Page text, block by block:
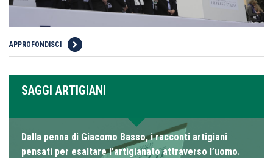
APPROFONDISCI
SAGGI ARTIGIANI
Dalla penna di Giacomo Basso, i racconti artigiani
pensati per esaltare l’artigianato attraverso l’uomo.